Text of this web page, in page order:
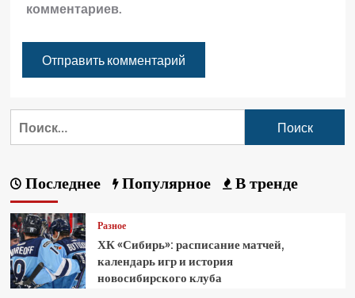
комментариев.
Последнее Популярное В тренде
Разное
ХК «Сибирь»: расписание матчей,
календарь игр и история
новосибирского клуба